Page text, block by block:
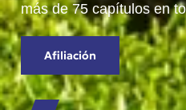
más de 75 capítulos en
Afiliación